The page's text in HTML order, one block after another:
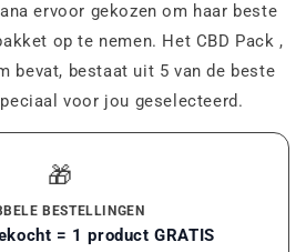
ervoor gekozen om haar beste
op te nemen. Het CBD Pack ,
bevat, bestaat uit 5 van de beste
voor jou geselecteerd.
🎁
BESTELLINGEN
= 1 product GRATIS